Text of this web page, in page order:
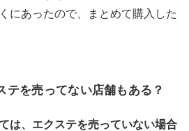
にあったので、まとめて購入した
テを売ってない店舗もある？
は、エクステを売っていない場合